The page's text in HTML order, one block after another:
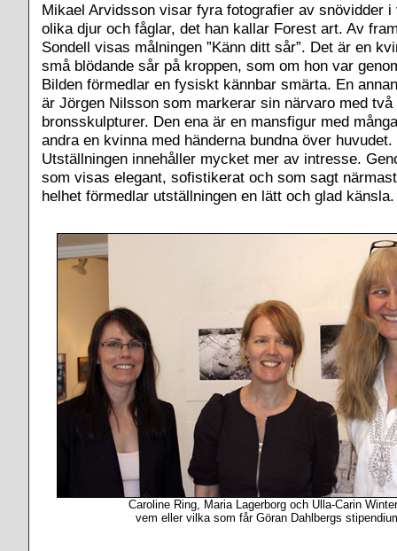
Mikael Arvidsson visar fyra fotografier av snövidder
olika djur och fåglar, det han kallar Forest art. Av
Sondell visas målningen ”Känn ditt sår”. Det är en
små blödande sår på kroppen, som om hon var
Bilden förmedlar en fysiskt kännbar smärta. En
är Jörgen Nilsson som markerar sin närvaro med två
bronsskulpturer. Den ena är en mansfigur med
andra en kvinna med händerna bundna över huvudet.
Utställningen innehåller mycket mer av intresse.
som visas elegant, sofistikerat och som sagt
helhet förmedlar utställningen en lätt och glad känsla.
Caroline Ring, Maria Lagerborg och Ulla-Carin
vem eller vilka som får Göran Dahlbergs